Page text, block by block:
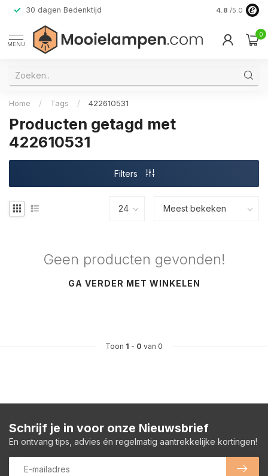
30 dagen Bedenktijd Verzending
4.8 /5.0
MENU
0
Home / Tags / 422610531
Producten getagd met
422610531
Filters
Geen producten gevonden!
GA VERDER MET WINKELEN
Toon 1 - 0 van 0
Schrijf je in voor onze Nieuwsbrief
En ontvang tips, advies én regelmatig aantrekkelijke kortingen!